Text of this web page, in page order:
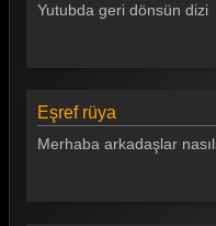
Yutubda geri dönsün dizi
Eşref rüya
Merhaba arkadaşlar